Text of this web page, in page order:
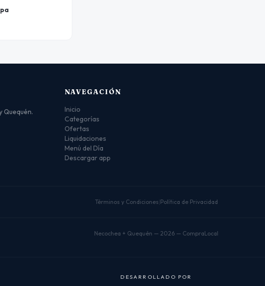
Quequén.
NAVEGACIÓN
Inicio
Categorías
Ofertas
Liquidaciones
Menú del Día
Descargar app
Términos y Condiciones|Política de Privacidad
Necochea + Quequén — 2026 — CompraLocal
D ES A R R O L L A D O P O R